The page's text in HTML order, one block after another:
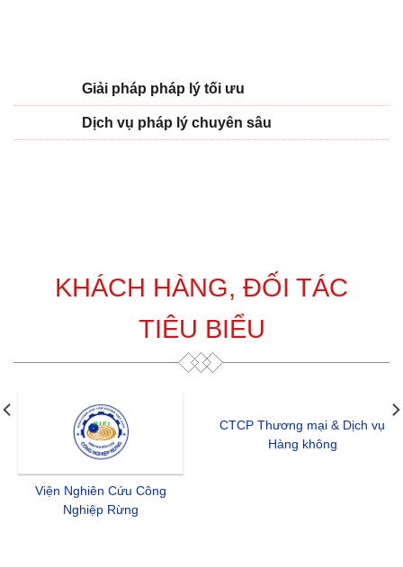
Giải pháp pháp lý tối ưu
Dịch vụ pháp lý chuyên sâu
KHÁCH HÀNG, ĐỐI TÁC
TIÊU BIỂU
CTCP Tin học Viễn thông
Hàng không
CTCP Rượu & Nước giải khát
Hà Nội